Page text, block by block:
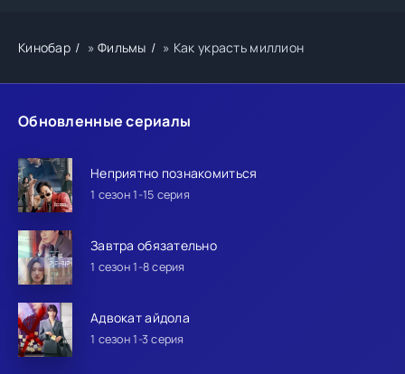
Обновленные сериалы
Неприятно познакомиться
1 сезон 1-15 серия
Завтра обязательно
1 сезон 1-8 серия
Адвокат айдола
1 сезон 1-3 серия
Кинобар »Фильмы » Как украсть миллион